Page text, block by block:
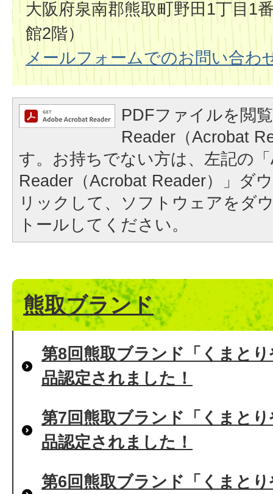
大阪府泉南郡熊取町野田1丁目1
館2階）
メールフォームでのお問い合わ
PDFファイルを閲
Reader（Acrobat
す。お持ちでない方は、左記の
Reader（Acrobat Reader）」ダ
リックして、ソフトウェアをダ
トールしてください。
熊取ブランド
第8回熊取ブランド「くまと
品認定されました！
第7回熊取ブランド「くまと
品認定されました！
第6回熊取ブランド「くまと